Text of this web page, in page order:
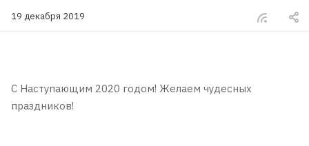
19 декабря 2019
С Наступающим 2020 годом! Желаем чудесных
праздников!